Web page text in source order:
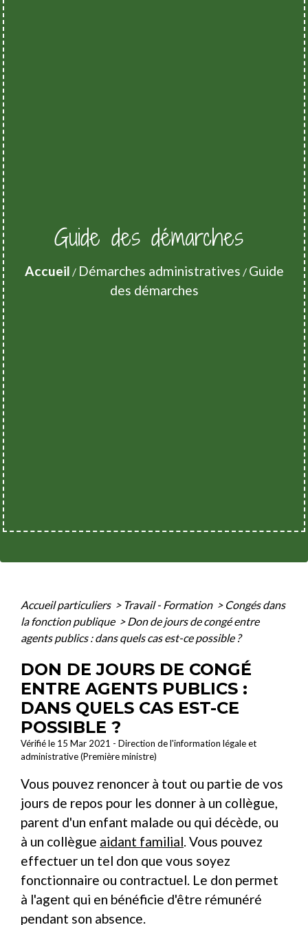
Guide des démarches
Accueil / Démarches administratives / Guide
des démarches
Accueil particuliers > Travail - Formation > Congés dans
la fonction publique > Don de jours de congé entre
agents publics : dans quels cas est-ce possible ?
DON DE JOURS DE CONGÉ
ENTRE AGENTS PUBLICS :
DANS QUELS CAS EST-CE
POSSIBLE ?
Vérifié le 15 Mar 2021 - Direction de l'information légale et
administrative (Première ministre)
Vous pouvez renoncer à tout ou partie de vos
jours de repos pour les donner à un collègue,
parent d'un enfant malade ou qui décède, ou
à un collègue aidant familial. Vous pouvez
effectuer un tel don que vous soyez
fonctionnaire ou contractuel. Le don permet
à l'agent qui en bénéficie d'être rémunéré
pendant son absence.